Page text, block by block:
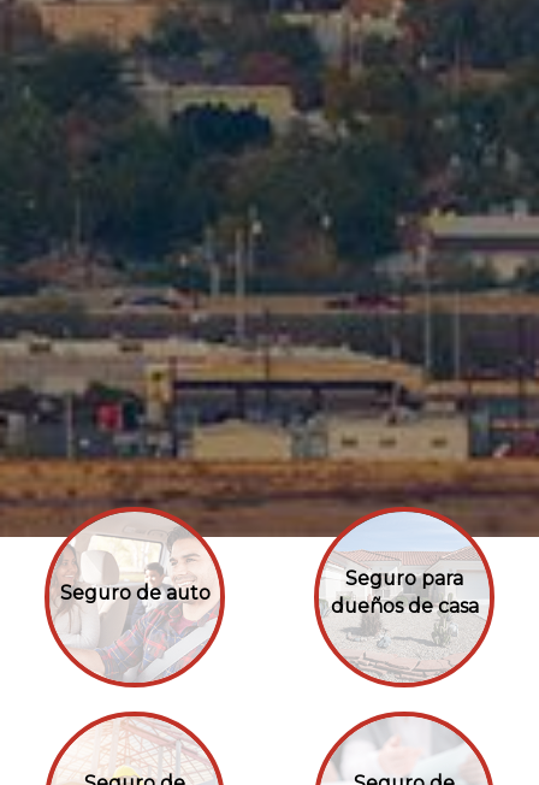
Seguro de auto
Seguro para
dueños de casa